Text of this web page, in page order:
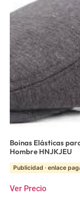
Boinas Elásticas
Hombre HNJKJEU
Publicidad · enlace
Ver Precio